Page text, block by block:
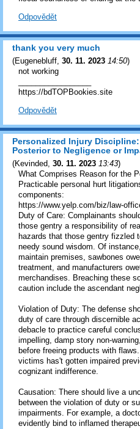
Odpovědět
thank you very much
(Eugenebluff, 30. 11. 2023 14:50)
not working
https://bdTOPBookies.site
Odpovědět
Personalized Injury
Posterior to Negligence or
(Kevinded, 30. 11. 2023 13:43)
What Comprises Reason for the
Practicable personal hurt
components:
https://www.yelp.com/biz/law-
Duty of Care: Complainants
those gentry a responsibility of
hazards that those gentry fizzled
needy sound wisdom. Of
maintain premises, sawbones
treatment, and manufacturers
merchandises. Breaching these
caution include the ascendant
Violation of Duty: The defense
duty of care through discernible
debacle to practice careful
impelling, damp story non-
before freeing products with
victims has't gotten impaired
cognizant indifference.
Causation: There should live a
between the violation of duty or
impairments. For example, a
evidently bind to inflamed